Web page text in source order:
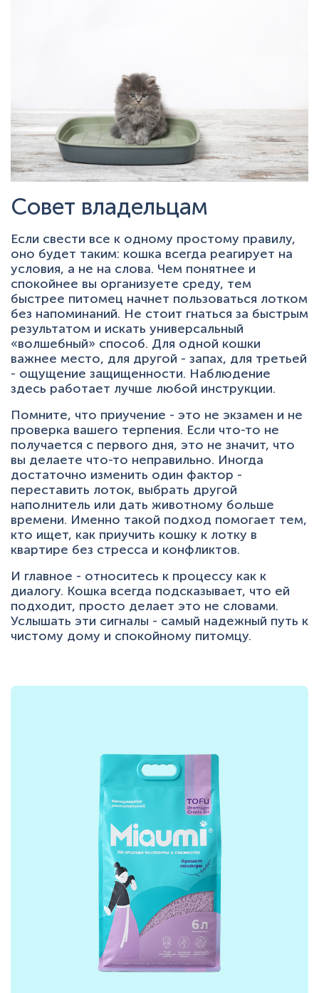
Совет владельцам
Если свести все к одному простому правилу,
оно будет таким: кошка всегда реагирует на
условия, а не на слова. Чем понятнее и
спокойнее вы организуете среду, тем
быстрее питомец начнет пользоваться лотком
без напоминаний. Не стоит гнаться за быстрым
результатом и искать универсальный
«волшебный» способ. Для одной кошки
важнее место, для другой - запах, для третьей
- ощущение защищенности. Наблюдение
здесь работает лучше любой инструкции.
Помните, что приучение - это не экзамен и не
проверка вашего терпения. Если что-то не
получается с первого дня, это не значит, что
вы делаете что-то неправильно. Иногда
достаточно изменить один фактор -
переставить лоток, выбрать другой
наполнитель или дать животному больше
времени. Именно такой подход помогает тем,
кто ищет, как приучить кошку к лотку в
квартире без стресса и конфликтов.
И главное - относитесь к процессу как к
диалогу. Кошка всегда подсказывает, что ей
подходит, просто делает это не словами.
Услышать эти сигналы - самый надежный путь к
чистому дому и спокойному питомцу.